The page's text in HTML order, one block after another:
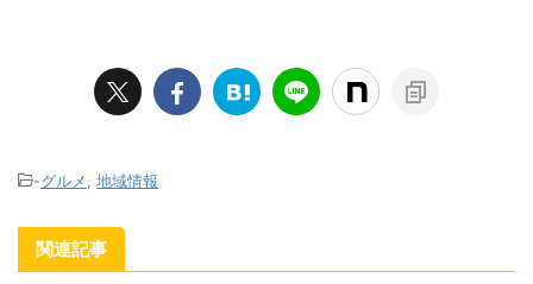
-グルメ 地域情報
関連記事